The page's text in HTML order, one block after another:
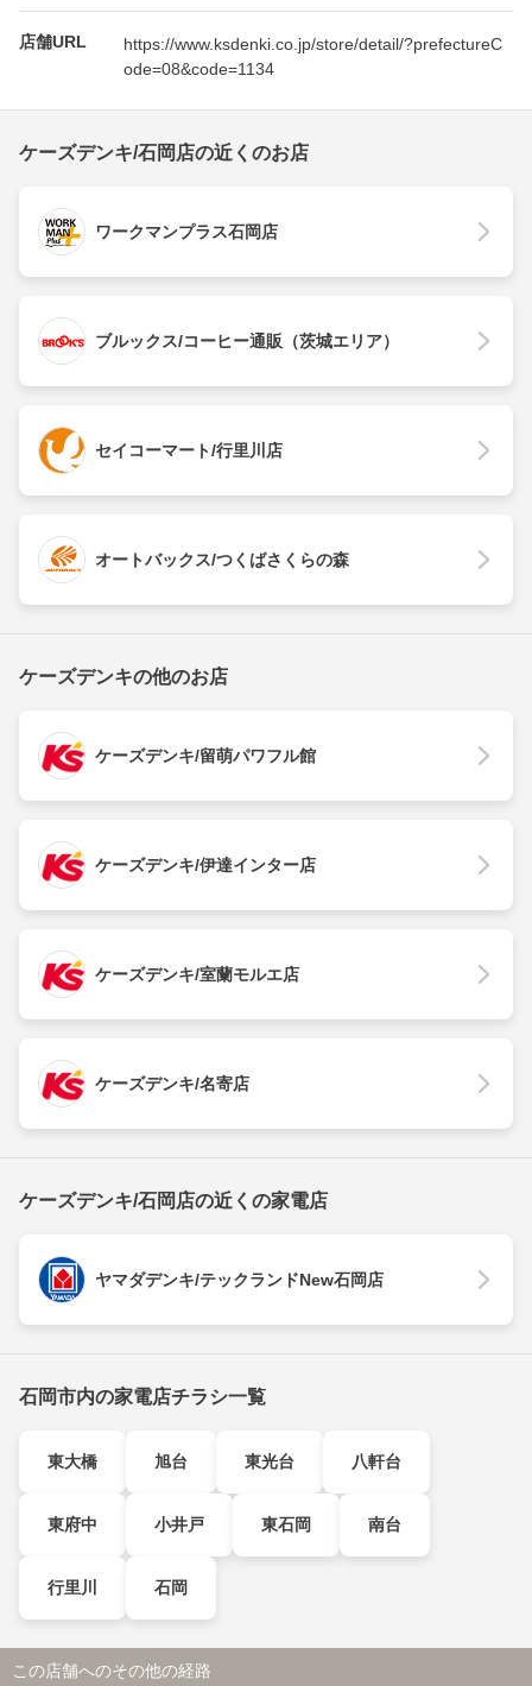
店舗URL
https://www.ksdenki.co.jp/store/detail/?prefectureC
ode=08&code=1134
ケーズデンキ/石岡店の近くのお店
ワークマンプラス石岡店
ブルックス/コーヒー通販（茨城エリア）
セイコーマート/行里川店
オートバックス/つくばさくらの森
ケーズデンキの他のお店
ケーズデンキ/留萌パワフル館
ケーズデンキ/伊達インター店
ケーズデンキ/室蘭モルエ店
ケーズデンキ/名寄店
ケーズデンキ/石岡店の近くの家電店
ヤマダデンキ/テックランドNew石岡店
石岡市内の家電店チラシ一覧
東大橋 旭台 東光台 八軒台
東府中 小井戸 東石岡 南台
行里川 石岡
この店舗へのその他の経路